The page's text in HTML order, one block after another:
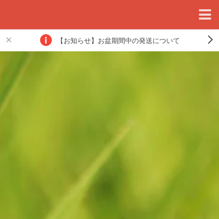
【お知らせ】お盆期間中の発送について